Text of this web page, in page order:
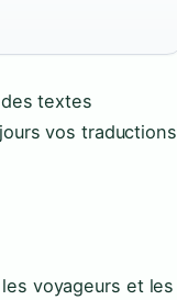
textes
vos traductions
voyageurs et les